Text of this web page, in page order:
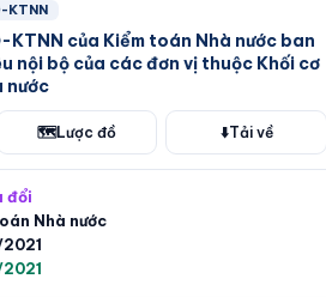
KTNN
của Kiểm toán Nhà nước ban
nội bộ của các đơn vị thuộc Khối cơ
nước
🗺️Lược đồ ⬇️Tải về
đổi
Nhà nước